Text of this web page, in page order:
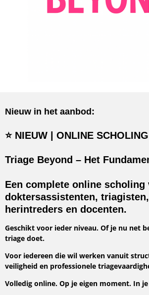
Nieuw in het aanbod:
⭐ NIEUW | ONLINE SCHOLING
Triage Beyond – Het
Een complete online scholing
doktersassistenten,
herintreders en docenten.
Geschikt voor ieder niveau. Of je nu net
triage doet.
Voor iedereen die wil werken vanuit
veiligheid en professionele
Volledig online. Op je eigen moment. In